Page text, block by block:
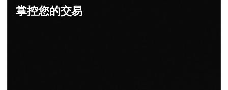
掌控您的交易